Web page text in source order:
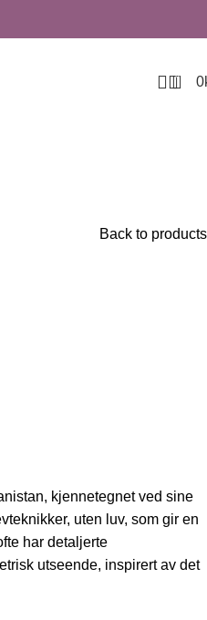
0 0
Back to products
kjennetegnet ved sine
uten luv, som gir en
har detaljerte
utseende, inspirert av det